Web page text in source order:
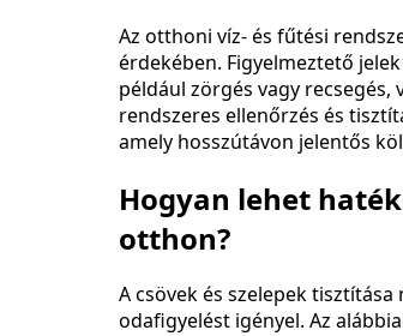
Az otthoni víz- és fűtési
érdekében. Figyelmeztető
például zörgés vagy recsegés,
rendszeres ellenőrzés és
amely hosszútávon jelentős
Hogyan lehet
otthon?
A csövek és szelepek
odafigyelést igényel. Az